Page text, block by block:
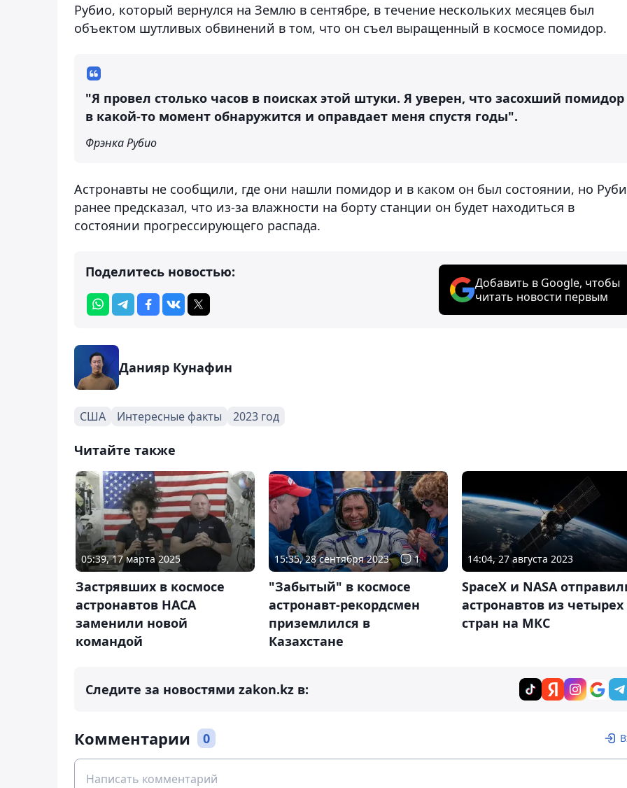
Рубио, который вернулся на Землю в сентябре, в течение нескольких месяцев был
объектом шутливых обвинений в том, что он съел выращенный в космосе помидор.
"Я провел столько часов в поисках этой штуки. Я уверен, что засохший помидор
в какой-то момент обнаружится и оправдает меня спустя годы".
Фрэнка Рубио
Астронавты не сообщили, где они нашли помидор и в каком он был состоянии, но
ранее предсказал, что из-за влажности на борту станции он будет находиться в
состоянии прогрессирующего распада.
Поделитесь новостью:
Добавить в Google, чтобы
читать новости первым
Данияр Кунафин
США Интересные факты 2023 год
Читайте также
05:39, 17 марта 2025
Застрявших в космосе
астронавтов НАСА
заменили новой
командой
15:35, 28 сентября 2023 1
"Забытый" в космосе
астронавт-рекордсмен
приземлился в
Казахстане
14:04, 27 августа 2023
SpaceX и NASA
астронавтов из четырех
стран на МКС
Следите за новостями zakon.kz в:
Комментарии 0